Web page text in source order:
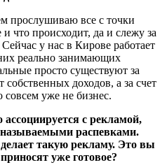
прослушиваю все с точки
что происходит, да и слежу за
у нас в Кирове работает
реально занимающих
просто существуют за
собственных доходов, а за счет
совсем уже не бизнес.
с рекламой,
распевками.
такую рекламу. Это вы
уже готовое?